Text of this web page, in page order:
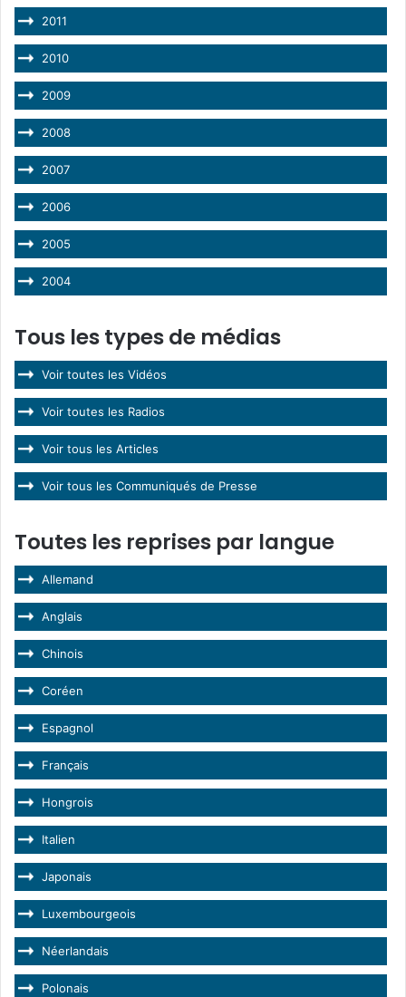
2011
2010
2009
2008
2007
2006
2005
2004
Tous les types de médias
Voir toutes les Vidéos
Voir toutes les Radios
Voir tous les Articles
Voir tous les Communiqués de Presse
Toutes les reprises par langue
Allemand
Anglais
Chinois
Coréen
Espagnol
Français
Hongrois
Italien
Japonais
Luxembourgeois
Néerlandais
Polonais